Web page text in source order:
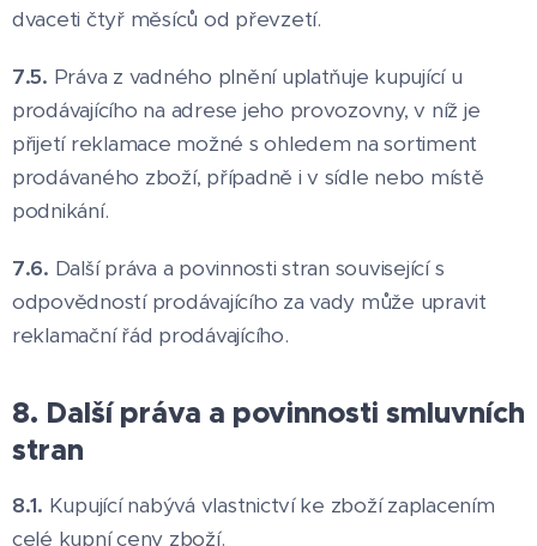
dvaceti čtyř měsíců od převzetí.
7.5. Práva z vadného plnění uplatňuje kupující u
prodávajícího na adrese jeho provozovny, v níž je
přijetí reklamace možné s ohledem na sortiment
prodávaného zboží, případně i v sídle nebo místě
podnikání.
7.6. Další práva a povinnosti stran související s
odpovědností prodávajícího za vady může upravit
reklamační řád prodávajícího.
8. Další práva a povinnosti smluvních
stran
8.1. Kupující nabývá vlastnictví ke zboží zaplacením
celé kupní ceny zboží.